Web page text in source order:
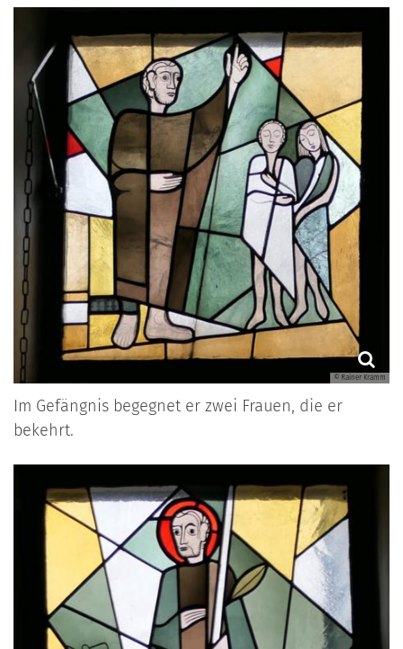
© Rainer Kramm
Im Gefängnis begegnet er zwei Frauen, die er
bekehrt.